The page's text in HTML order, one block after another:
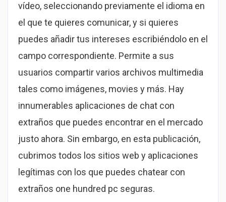
vídeo, seleccionando previamente el idioma en
el que te quieres comunicar, y si quieres
puedes añadir tus intereses escribiéndolo en el
campo correspondiente. Permite a sus
usuarios compartir varios archivos multimedia
tales como imágenes, movies y más. Hay
innumerables aplicaciones de chat con
extraños que puedes encontrar en el mercado
justo ahora. Sin embargo, en esta publicación,
cubrimos todos los sitios web y aplicaciones
legítimas con los que puedes chatear con
extraños one hundred pc seguras.